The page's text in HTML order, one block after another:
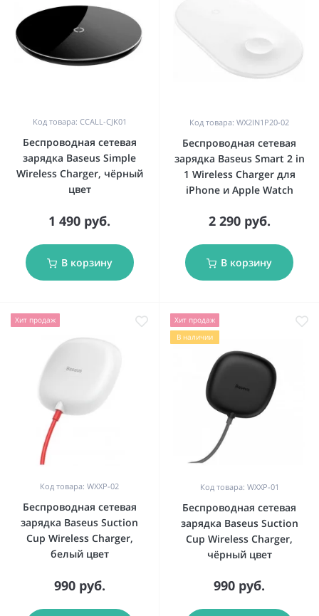
Код товара: CCALL-CJK01
Беспроводная сетевая
зарядка Baseus Simple
Wireless Charger, чёрный
цвет
1 490 руб.
В корзину
Код товара: WX2IN1P20-02
Беспроводная сетевая
зарядка Baseus Smart 2 in
1 Wireless Charger для
iPhone и Apple Watch
2 290 руб.
В корзину
Хит продаж
Код товара: WXXP-02
Беспроводная сетевая
зарядка Baseus Suction
Cup Wireless Charger,
белый цвет
990 руб.
Хит продаж
В наличии
Код товара: WXXP-01
Беспроводная сетевая
зарядка Baseus Suction
Cup Wireless Charger,
чёрный цвет
990 руб.